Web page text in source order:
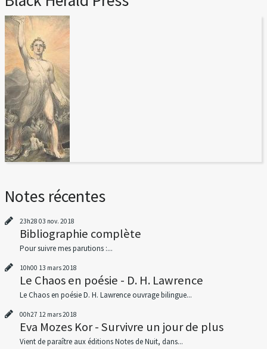
Notes récentes
23h28 03 nov. 2018
Bibliographie complète
Pour suivre mes parutions :...
10h00 13 mars 2018
Le Chaos en poésie - D. H. Lawrence
Le Chaos en poésie D. H. Lawrence ouvrage bilingue...
00h27 12 mars 2018
Eva Mozes Kor - Survivre un jour de plus
Vient de paraître aux éditions Notes de Nuit, dans...